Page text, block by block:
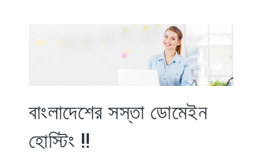
বাংলাদেশের সস্তা ডোমেইন
হোস্টিং !!